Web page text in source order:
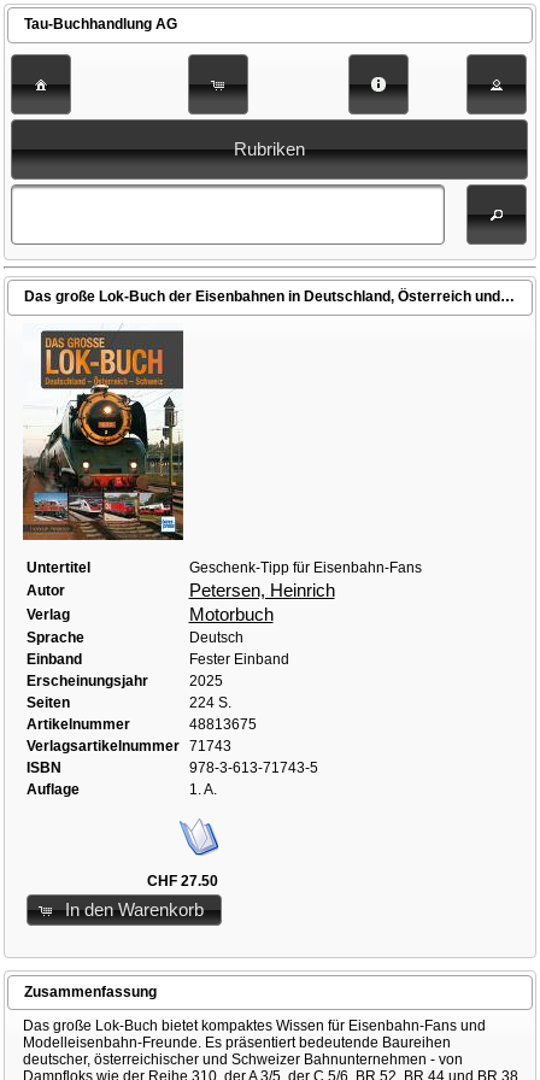
Tau-Buchhandlung AG
Rubriken
Das große Lok-Buch der Eisenbahnen in Deutschland, Österreich und der Schweiz von der Dampflok bis zum ICE (Petersen, Heinrich)
Untertitel
Geschenk-Tipp für Eisenbahn-Fans
Autor
Petersen, Heinrich
Verlag Motorbuch
Sprache
Deutsch
Einband
Fester Einband
Erscheinungsjahr
2025
Seiten
224 S.
Artikelnummer
48813675
Verlagsartikelnummer
71743
ISBN
978-3-613-71743-5
Auflage
1. A.
CHF 27.50
In den Warenkorb
Zusammenfassung
Das große Lok-Buch bietet kompaktes Wissen für Eisenbahn-Fans und
Modelleisenbahn-Freunde. Es präsentiert bedeutende Baureihen
deutscher, österreichischer und Schweizer Bahnunternehmen - von